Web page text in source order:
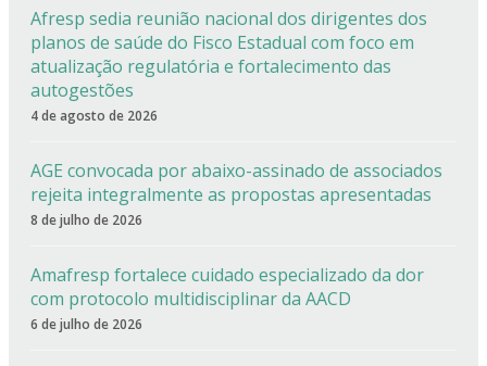
Afresp sedia reunião nacional dos dirigentes dos
planos de saúde do Fisco Estadual com foco em
atualização regulatória e fortalecimento das
autogestões
4 de agosto de 2026
AGE convocada por abaixo-assinado de associados
rejeita integralmente as propostas apresentadas
8 de julho de 2026
Amafresp fortalece cuidado especializado da dor
com protocolo multidisciplinar da AACD
6 de julho de 2026